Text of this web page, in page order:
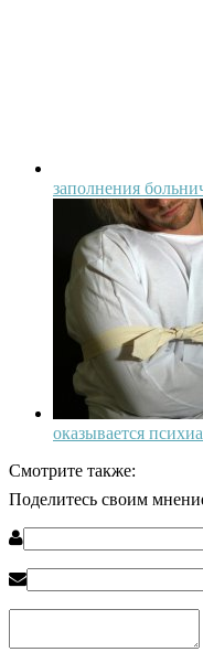
заполнения
оказывается
Смотрите также:
Поделитесь своим